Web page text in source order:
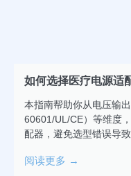
如何选择医疗电源适
本指南帮助你从电压输
60601/UL/CE）等维度
配器，避免选型错误导致
阅读更多 →